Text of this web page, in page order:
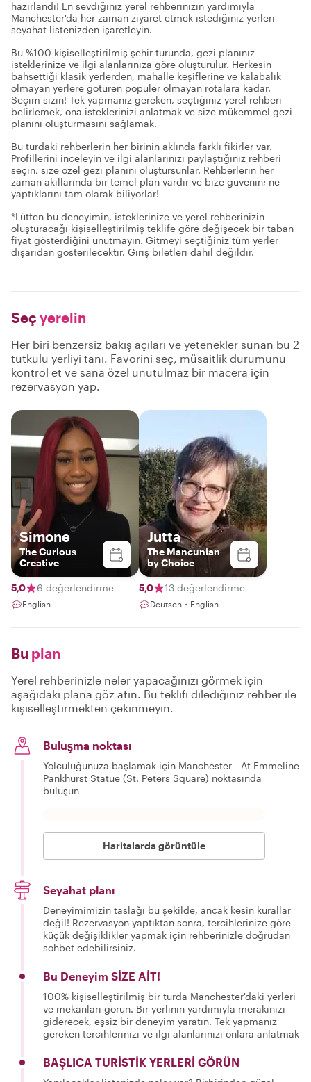
hazırlandı! En sevdiğiniz yerel rehberinizin yardımıyla
Manchester'da her zaman ziyaret etmek istediğiniz yerleri
seyahat listenizden işaretleyin.
Bu %100 kişiselleştirilmiş şehir turunda, gezi planınız
isteklerinize ve ilgi alanlarınıza göre oluşturulur. Herkesin
bahsettiği klasik yerlerden, mahalle keşiflerine ve kalabalık
olmayan yerlere götüren popüler olmayan rotalara kadar.
Seçim sizin! Tek yapmanız gereken, seçtiğiniz yerel rehberi
belirlemek, ona isteklerinizi anlatmak ve size mükemmel gezi
planını oluşturmasını sağlamak.
Bu turdaki rehberlerin her birinin aklında farklı fikirler var.
Profillerini inceleyin ve ilgi alanlarınızı paylaştığınız rehberi
seçin, size özel gezi planını oluştursunlar. Rehberlerin her
zaman akıllarında bir temel plan vardır ve bize güvenin; ne
yaptıklarını tam olarak biliyorlar!
*Lütfen bu deneyimin, isteklerinize ve yerel rehberinizin
oluşturacağı kişiselleştirilmiş teklife göre değişecek bir taban
fiyat gösterdiğini unutmayın. Gitmeyi seçtiğiniz tüm yerler
dışarıdan gösterilecektir. Giriş biletleri dahil değildir.
Seç yerelin
Her biri benzersiz bakış açıları ve yetenekler sunan bu 2
tutkulu yerliyi tanı. Favorini seç, müsaitlik durumunu
kontrol et ve sana özel unutulmaz bir macera için
rezervasyon yap.
Simone
The Curious
Creative
5,0 6 değerlendirme
English
Jutta
The Mancunian
by Choice
5,0 13 değerlendirme
Deutsch・English
Bu plan
Yerel rehberinizle neler yapacağınızı görmek için
aşağıdaki plana göz atın. Bu teklifi dilediğiniz rehber ile
kişiselleştirmekten çekinmeyin.
Buluşma noktası
Yolculuğunuza başlamak için Manchester - At Emmeline
Pankhurst Statue (St. Peters Square) noktasında
buluşun
Haritalarda görüntüle
Seyahat planı
Deneyimimizin taslağı bu şekilde, ancak kesin kurallar
değil! Rezervasyon yaptıktan sonra, tercihlerinize göre
küçük değişiklikler yapmak için rehberinizle doğrudan
sohbet edebilirsiniz.
Bu Deneyim SİZE AİT!
100% kişiselleştirilmiş bir turda Manchester'daki yerleri
ve mekanları görün. Bir yerlinin yardımıyla merakınızı
giderecek, eşsiz bir deneyim yaratın. Tek yapmanız
gereken tercihlerinizi ve ilgi alanlarınızı onlara anlatmak
BAŞLICA TURİSTİK YERLERİ GÖRÜN